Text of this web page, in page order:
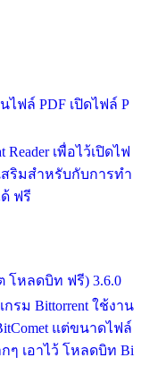
ไฟล์ PDF เปิดไฟล์ P
เพื่อไว้เปิดไฟ
สริมสำหรับกับการทำ
ฟรี
โหลดบิท ฟรี) 3.6.0
รม Bittorrent ใช้งาน
แต่ขนาดไฟล์
ๆ เอาไว้ โหลดบิท Bi